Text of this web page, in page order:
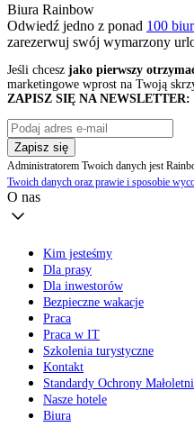
Biura Rainbow
Odwiedź jedno z ponad 100
zarezerwuj swój wymarzony
Jeśli chcesz jako pierwszy
marketingowe wprost na Twoją
ZAPISZ SIĘ NA NEWSLETTER:
Zapisz się
Administratorem Twoich danych jest
Twoich danych oraz prawie i sposobie
O nas
Kim jesteśmy
Dla prasy
Dla inwestorów
Bezpieczne wakacje
Praca
Praca w IT
Szkolenia turystyczne
Kontakt
Standardy Ochrony
Nasze hotele
Biura